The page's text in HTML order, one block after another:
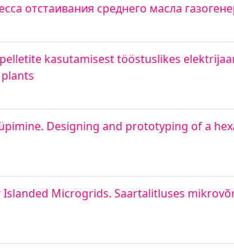
отстаивания среднего масла
kasutamisest tööstuslikes
Designing and prototyping of a
Microgrids. Saartalitluses